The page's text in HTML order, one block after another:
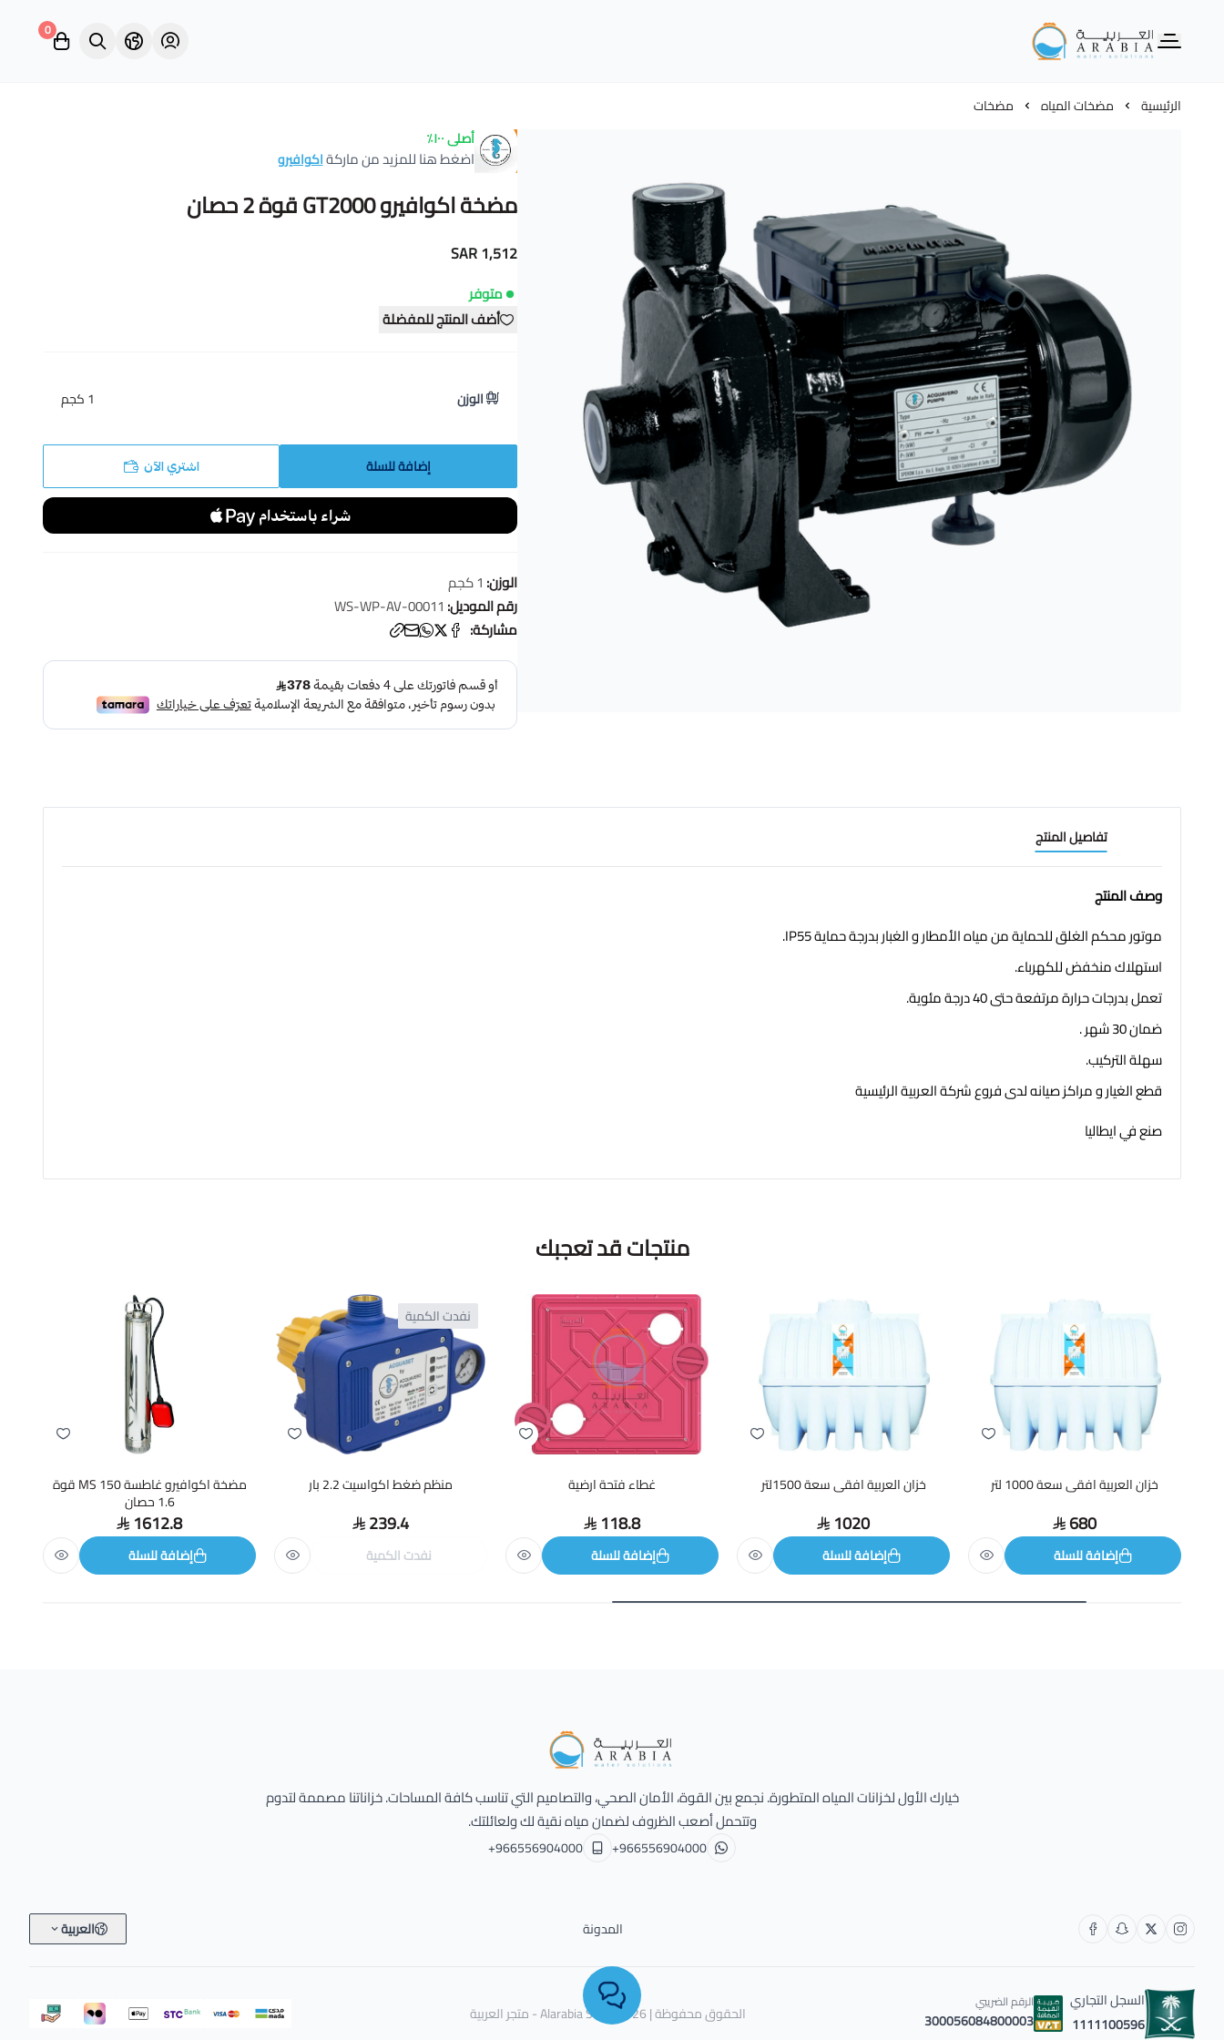
Alarabia Store - متجر العربية
0
الرئيسية مضخات المياه
مضخات
أصلى ١٠٠٪
اضغط هنا للمزيد من ماركةاكوافيرو
مضخة اكوافيرو GT2000 قوة 2 حصان
1,512 SAR
متوفر
أضف المنتج للمفضلة
الوزن 1 كجم
إضافة للسلة اشتري الآن
الوزن: 1 كجم
رقم الموديل: WS-WP-AV-00011
مشاركة:
تفاصيل المنتج
وصف المنتج
موتور محكم الغلق للحماية من مياه الأمطار و الغبار بدرجة حماية IP55.
استهلاك منخفض للكهرباء.
تعمل بدرجات حرارة مرتفعة حتى 40 درجة مئوية.
ضمان 30 شهر .
سهلة التركيب.
قطع الغيار و مراكز صيانه لدى فروع شركة العربية الرئيسية
صنع في ايطاليا
منتجات قد تعجبك
خزان العربية افقى سعة 1000 لتر
680
إضافة للسلة
خزان العربية افقى سعة 1500لتر
1020
إضافة للسلة
غطاء فتحة ارضية
118.8
إضافة للسلة
نفدت الكمية
منظم ضغط اكواسيت 2.2 بار
239.4
نفدت الكمية
مضخة اكوافيرو غاطسة MS 150 قوة
1.6 حصان
1612.8
إضافة للسلة
Alarabia Store - متجر العربية
خيارك الأول لخزانات المياه المتطورة. نجمع بين القوة، الأمان الصحي، والتصاميم التي تناسب كافة المساحات. خزاناتنا مصممة لتدوم
وتتحمل أصعب الظروف لضمان مياه نقية لك ولعائلتك.
+966556904000
+966556904000
المدونة العربية
السجل التجاري
1111100596
الرقم الضريبي
300056084800003 الحقوق محفوظة | 2026 Alarabia Store - متجر العربية